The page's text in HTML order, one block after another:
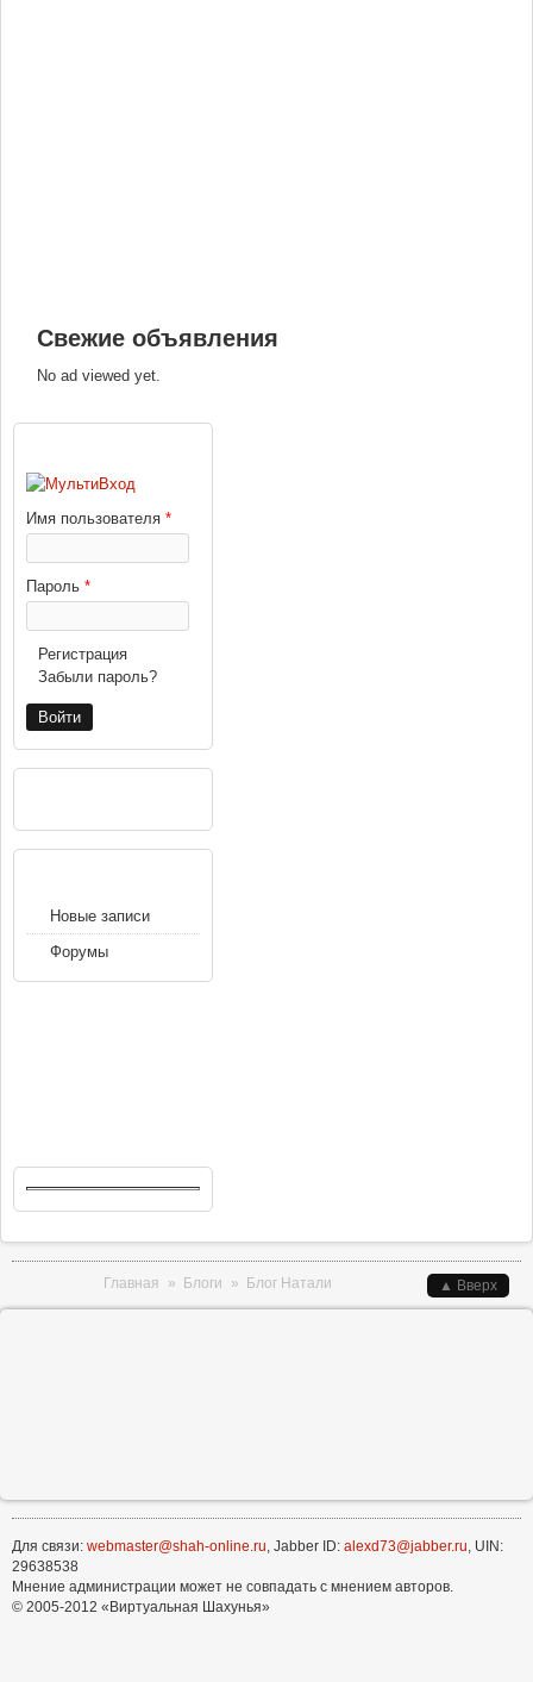
Свежие объявления
No ad viewed yet.
Имя пользователя *
Пароль *
Регистрация
Забыли пароль?
Новые записи
Форумы
Главная » Блоги » Блог Натали ▲ Вверх
Для связи: webmaster@shah-online.ru , Jabber ID: alexd73@jabber.ru , UIN:
29638538
Мнение администрации может не совпадать с мнением авторов.
© 2005-2012 «Виртуальная Шахунья»